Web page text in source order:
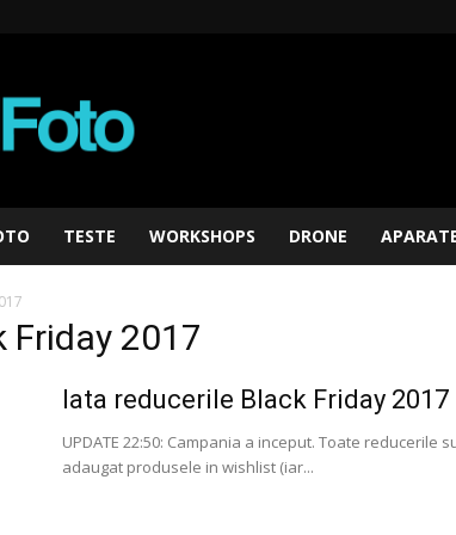
TESTE WORKSHOPS DRONE
Friday 2017
Iata reducerile Black Friday 2017
UPDATE 22:50: Campania a inceput. Toate reducerile
adaugat produsele in wishlist (iar...